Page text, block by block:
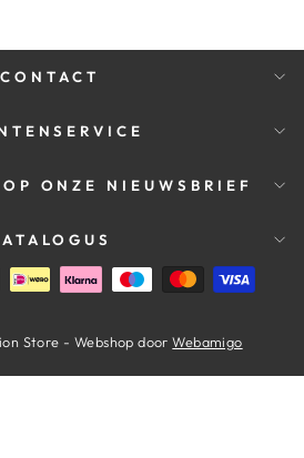
CONTACT
ONZE NIEUWSBRIEF
Store - Webshop doorWebamigo